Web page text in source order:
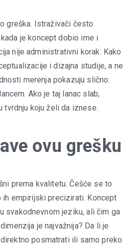
greška. Istraživači često
je koncept dobio ime i
nije administrativni korak. Kako
i dizajna studije, a ne
merenja pokazuju slično:
Ako je taj lanac slab,
tvrdnju koju želi da iznese.
ovu grešku
prema kvalitetu. Češće se to
empirijski precizirati. Koncept
svakodnevnom jeziku, ali čim ga
je najvažnija? Da li je
posmatrati ili samo preko